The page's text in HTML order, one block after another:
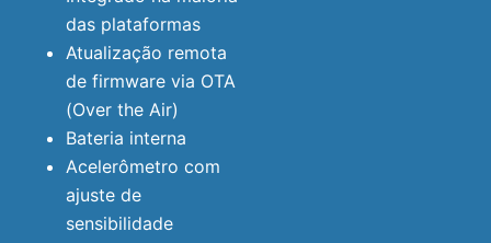
das plataformas
Atualização remota
de firmware via OTA
(Over the Air)
Bateria interna
Acelerômetro com
ajuste de
sensibilidade